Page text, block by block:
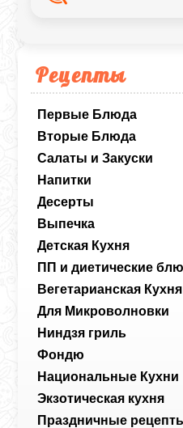
Рецепты
Первые Блюда
Вторые Блюда
Салаты и Закуски
Напитки
Десерты
Выпечка
Детская Кухня
ПП и диетические
Вегетарианская Кухня
Для Микроволновки
Ниндзя гриль
Фондю
Национальные Кухни
Экзотическая кухня
Праздничные